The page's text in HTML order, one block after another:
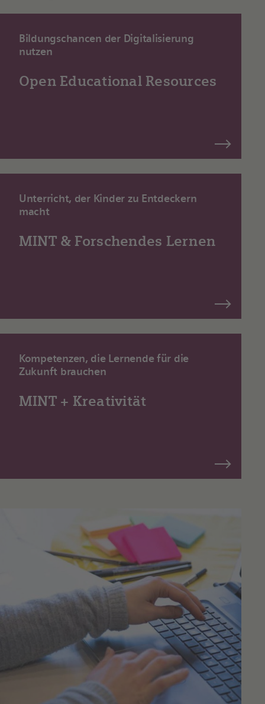
Open Educational Resources
Bildungschancen der Digitalisierung
nutzen
MINT & Forschendes Lernen
Unterricht, der Kinder zu Entdeckern
macht
MINT + Kreativität
Kompetenzen, die Lernende für die
Zukunft brauchen